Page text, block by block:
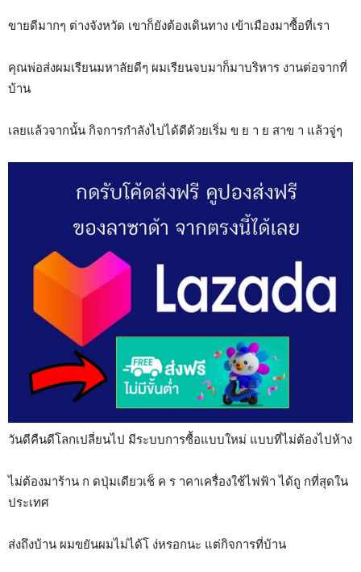
ขายดีมากๆ ต่างจังหวัด เขาก็ยังต้องเดินทาง เข้าเมืองมาซื้อที่เรา
คุณพ่อส่งผมเรียนมหาลัยดีๆ ผมเรียนจบมาก็มาบริหาร งานต่อจากที่
บ้าน
เลยแล้วจากนั้น กิจการกำลังไปได้ดีด้วยเริ่ม ข ย า ย สาข า แล้วจู่ๆ
วันดีคืนดีโลกเปลี่ยนไป มีระบบการซื้อแบบใหม่ แบบที่ไม่ต้องไปห้าง
ไม่ต้องมาร้าน ก ดปุ่มเดียวเช็ ค ร าคาเครื่องใช้ไฟฟ้า ได้ถู กที่สุดใน
ประเทศ
ส่งถึงบ้าน ผมขยันผมไม่ได้โ ง่หรอกนะ แต่กิจการที่บ้าน